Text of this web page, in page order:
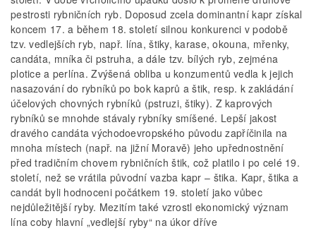
pestrosti rybničních ryb. Doposud zcela dominantní kapr získal
koncem 17. a během 18. století silnou konkurenci v podobě
tzv. vedlejších ryb, např. lína, štiky, karase, okouna, mřenky,
candáta, mníka či pstruha, a dále tzv. bílých ryb, zejména
plotice a perlína. Zvýšená obliba u konzumentů vedla k jejich
nasazování do rybníků po bok kaprů a štik, resp. k zakládání
účelových chovných rybníků (pstruzi, štiky). Z kaprových
rybníků se mnohde stávaly rybníky smíšené. Lepší jakost
dravého candáta východoevropského původu zapříčinila na
mnoha místech (např. na jižní Moravě) jeho upřednostnění
před tradičním chovem rybničních štik, což platilo i po celé 19.
století, než se vrátila původní vazba kapr – štika. Kapr, štika a
candát byli hodnoceni počátkem 19. století jako vůbec
nejdůležitější ryby. Mezitím také vzrostl ekonomický význam
lína coby hlavní „vedlejší ryby“ na úkor dříve